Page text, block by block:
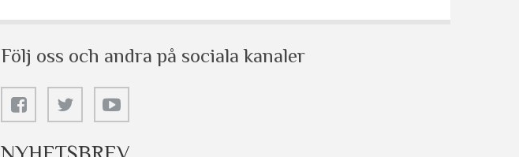
Följ oss och andra på sociala kanaler